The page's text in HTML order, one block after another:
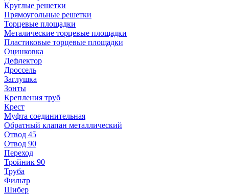
Круглые решетки
Прямоугольные решетки
Торцевые площадки
Металические торцевые площадки
Пластиковые торцевые площадки
Оцинковка
Дефлектор
Дроссель
Заглушка
Зонты
Крепления труб
Крест
Муфта соединительная
Обратный клапан металлический
Отвод 45
Отвод 90
Переход
Тройник 90
Труба
Фильтр
Шибер